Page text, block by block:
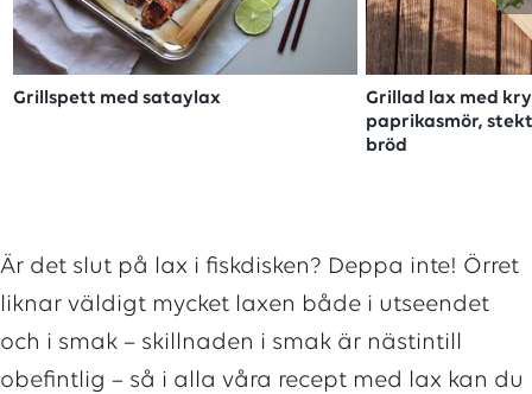
Grillspett med sataylax
Grillad lax med
paprikasmör,
bröd
Är det slut på lax i fiskdisken? Deppa inte! Örret
liknar väldigt mycket laxen både i utseendet
och i smak – skillnaden i smak är nästintill
obefintlig – så i alla våra recept med lax kan du